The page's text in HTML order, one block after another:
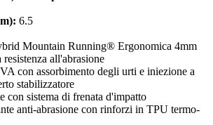
6.5
Mountain Running® Ergonomica 4mm
all'abrasione
con assorbimento degli urti e iniezione a
stabilizzatore
sistema di frenata d'impatto
anti-abrasione con rinforzi in TPU termo-